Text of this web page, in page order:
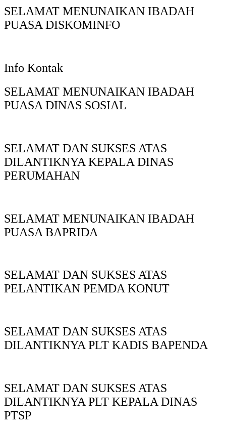
SELAMAT MENUNAIKAN IBADAH
PUASA DISKOMINFO
Info Kontak
SELAMAT MENUNAIKAN IBADAH
PUASA DINAS SOSIAL
SELAMAT DAN SUKSES ATAS
DILANTIKNYA KEPALA DINAS
PERUMAHAN
SELAMAT MENUNAIKAN IBADAH
PUASA BAPRIDA
SELAMAT DAN SUKSES ATAS
PELANTIKAN PEMDA KONUT
SELAMAT DAN SUKSES ATAS
DILANTIKNYA PLT KADIS BAPENDA
SELAMAT DAN SUKSES ATAS
DILANTIKNYA PLT KEPALA DINAS
PTSP